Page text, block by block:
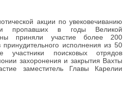
акции по увековечиванию
пропавших в годы Великой
приняли участие более 200
принудительного исполнения из 50
участники поисковых отрядов
захоронения и закрытия Вахты
заместитель Главы Карелии